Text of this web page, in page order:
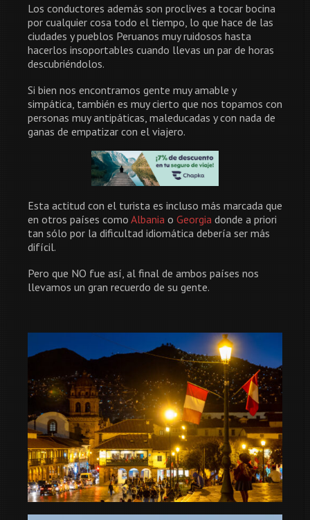
Los conductores además son proclives a tocar bocina
por cualquier cosa todo el tiempo, lo que hace de las
ciudades y pueblos Peruanos muy ruidosos hasta
hacerlos insoportables cuando llevas un par de horas
descubriéndolos.
Si bien nos encontramos gente muy amable y
simpática, también es muy cierto que nos topamos con
personas muy antipáticas, maleducadas y con nada de
ganas de empatizar con el viajero.
Esta actitud con el turista es incluso más marcada que
en otros países como Albania o Georgia donde a priori
tan sólo por la dificultad idiomática debería ser más
difícil.
Pero que NO fue así, al final de ambos países nos
llevamos un gran recuerdo de su gente.